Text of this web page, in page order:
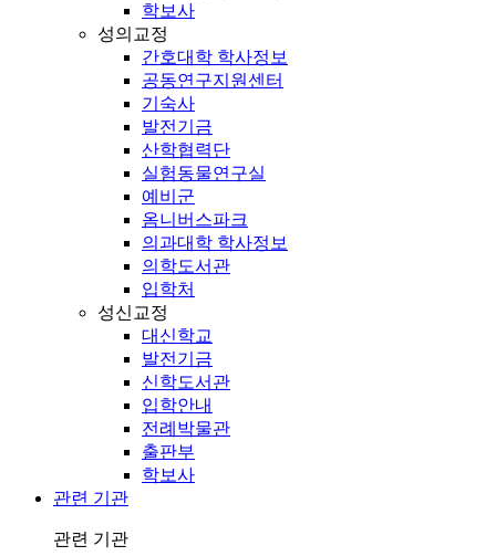
학보사
성의교정
간호대학 학사정보
공동연구지원센터
기숙사
발전기금
산학협력단
실험동물연구실
예비군
옴니버스파크
의과대학 학사정보
의학도서관
입학처
성신교정
대신학교
발전기금
신학도서관
입학안내
전례박물관
출판부
학보사
관련 기관
관련 기관